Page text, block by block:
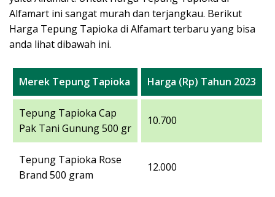
Alfamart ini sangat murah dan terjangkau. Berikut
Harga Tepung Tapioka di Alfamart terbaru yang bisa
anda lihat dibawah ini.
Merek Tepung Tapioka Harga (Rp) Tahun 2023
Tepung Tapioka Cap
Pak Tani Gunung 500 gr
10.700
Tepung Tapioka Rose
Brand 500 gram
12.000